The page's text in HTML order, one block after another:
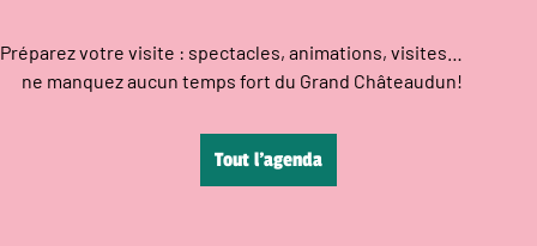
Préparez votre visite : spectacles, animations, visites…
ne manquez aucun temps fort du Grand Châteaudun!
Tout l’agenda